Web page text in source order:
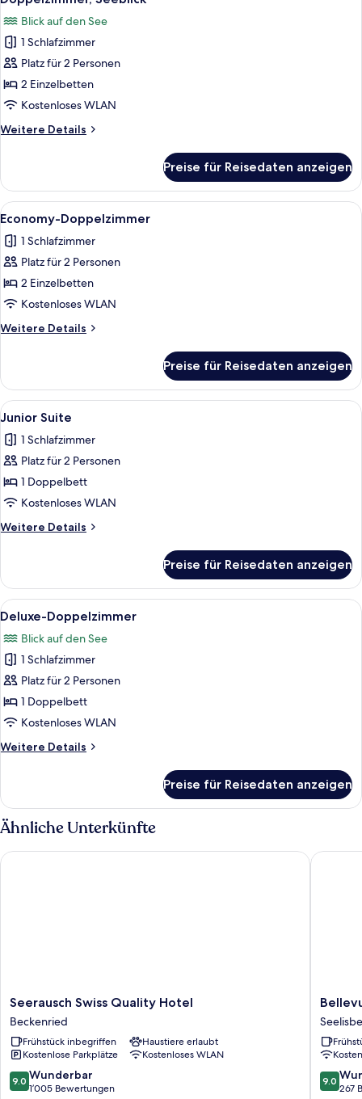
Fotos
für
Doppelzimmer,
Seeblick
anzeigen
Blick auf den See
1 Schlafzimmer
Platz für 2 Personen
2 Einzelbetten
Kostenloses WLAN
Weitere Details
Weitere
Seeblick
Preise für Reisedaten anzeigen
Alle
Fotos
für
Economy-
Doppelzimmer
anzeigen
Ein Hotelzimmer mit Bett,
1
Economy-Doppelzimmer
1 Schlafzimmer
Platz für 2 Personen
2 Einzelbetten
Kostenloses WLAN
Weitere Details
Weitere
Doppelzimmer
Preise für Reisedaten anzeigen
Alle
Fotos
für
Junior
Suite
anzeigen
Ein ordentlich eingerichtetes
1
Junior Suite
1 Schlafzimmer
Platz für 2 Personen
1 Doppelbett
Kostenloses WLAN
Weitere Details
Weitere
Suite
Preise für Reisedaten anzeigen
Alle
Fotos
für
Deluxe-
Doppelzimmer
anzeigen
1
Deluxe-Doppelzimmer
Blick auf den See
1 Schlafzimmer
Platz für 2 Personen
1 Doppelbett
Kostenloses WLAN
Weitere Details
Weitere
Doppelzimmer
Preise für Reisedaten anzeigen
Ähnliche Unterkünfte
Seerausch
Swiss
Quality
Hotel
Beckenried
Seerausch Swiss Quality Hotel
Beckenried
Frühstück inbegriffen
Haustiere erlaubt
Kostenlose Parkplätze
Kostenloses WLAN
9.0
von
9.0 Wunderbar
1’005 Bewertungen
Seerausch Swiss Quality Hotel
Bellevue
9.0
von
9.0
267
Bellevue